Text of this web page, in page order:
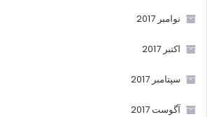
نوامبر 2017
اکتبر 2017
سپتامبر 2017
آگوست 2017